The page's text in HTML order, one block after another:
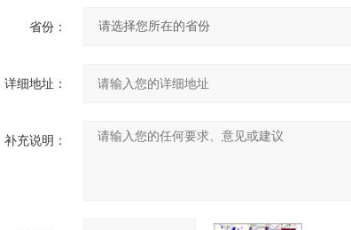
省份：
详细地址：
补充说明：